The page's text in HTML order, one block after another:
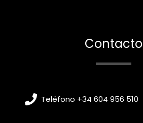
Contacto
Teléfono +34 604 956 510